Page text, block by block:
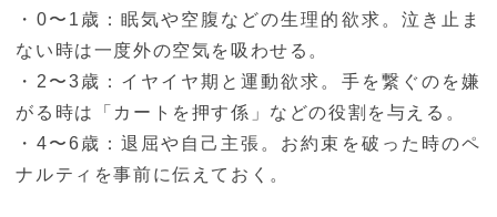
・0〜1歳：眠気や空腹などの生理的欲求。泣き止ま
ない時は一度外の空気を吸わせる。
・2〜3歳：イヤイヤ期と運動欲求。手を繋ぐのを嫌
がる時は「カートを押す係」などの役割を与える。
・4〜6歳：退屈や自己主張。お約束を破った時のペ
ナルティを事前に伝えておく。